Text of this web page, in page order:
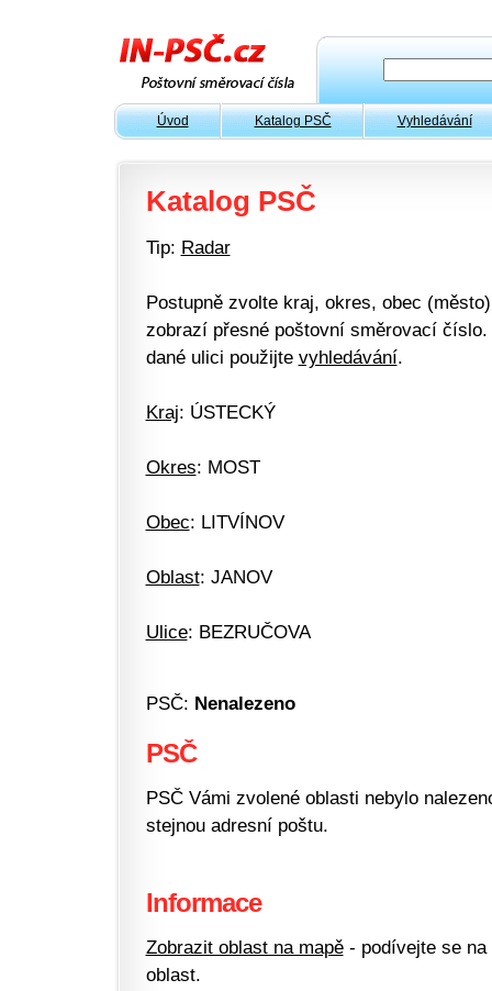
Úvod Katalog PSČ Vyhledávání
Katalog PSČ
Tip: Radar
Postupně zvolte kraj, okres, obec
zobrazí přesné poštovní směrovací
dané ulici použijte vyhledávání.
Kraj: ÚSTECKÝ
Okres: MOST
Obec: LITVÍNOV
Oblast: JANOV
Ulice: BEZRUČOVA
PSČ: Nenalezeno
PSČ
PSČ Vámi zvolené oblasti nebylo
stejnou adresní poštu.
Informace
Zobrazit oblast na mapě- podívejte se na
oblast.